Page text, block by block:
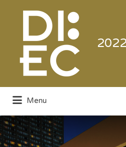
2022
Electrónica de
Buscar
Menu